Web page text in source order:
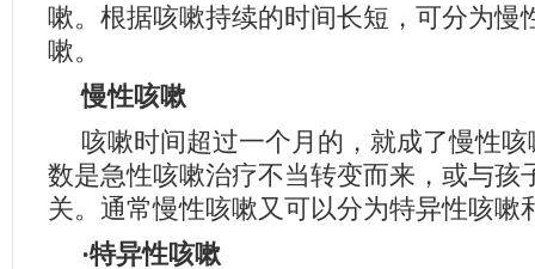
嗽。根据咳嗽持续的时间长短，可分为慢
嗽。
慢性咳嗽
咳嗽时间超过一个月的，就成了慢性
数是急性咳嗽治疗不当转变而来，或与孩
关。通常慢性咳嗽又可以分为特异性咳嗽
·特异性咳嗽